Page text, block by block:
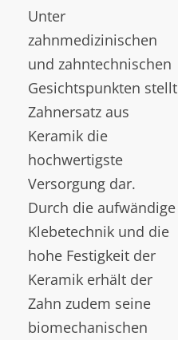
Unter
zahnmedizinischen
und zahntechnischen
Gesichtspunkten stellt
Zahnersatz aus
Keramik die
hochwertigste
Versorgung dar.
Durch die aufwändige
Klebetechnik und die
hohe Festigkeit der
Keramik erhält der
Zahn zudem seine
biomechanischen